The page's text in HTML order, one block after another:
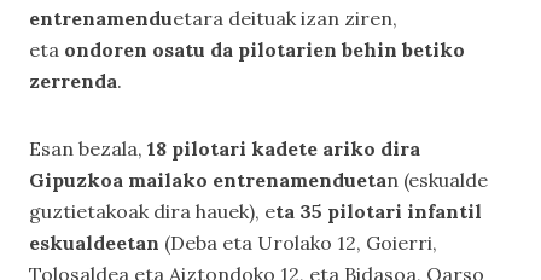
entrenamenduetara deituak izan ziren,
eta ondoren osatu da pilotarien behin betiko
zerrenda.
Esan bezala, 18 pilotari kadete ariko dira
Gipuzkoa mailako entrenamenduetan (eskualde
guztietakoak dira hauek), eta 35 pilotari infantil
eskualdeetan (Deba eta Urolako 12, Goierri,
Tolosaldea eta Aiztondoko 12, eta Bidasoa, Oarso